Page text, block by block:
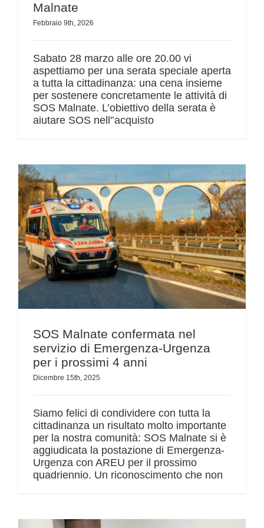
Malnate
Febbraio 9th, 2026
Sabato 28 marzo alle ore 20.00 vi
aspettiamo per una serata speciale aperta
a tutta la cittadinanza: una cena insieme
per sostenere concretamente le attività di
SOS Malnate. L’obiettivo della serata è
aiutare SOS nell'’acquisto
SOS Malnate confermata nel
servizio di Emergenza-Urgenza
per i prossimi 4 anni
Dicembre 15th, 2025
Siamo felici di condividere con tutta la
cittadinanza un risultato molto importante
per la nostra comunità: SOS Malnate si è
aggiudicata la postazione di Emergenza-
Urgenza con AREU per il prossimo
quadriennio. Un riconoscimento che non